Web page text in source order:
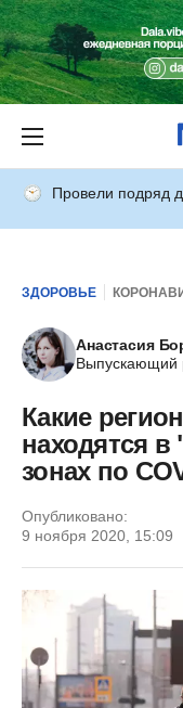
Провели подряд
ЗДОРОВЬЕ
Анастасия
Выпускающий
Какие
находятся
зонах по
Опубликовано:
9 ноября 2020, 15:09